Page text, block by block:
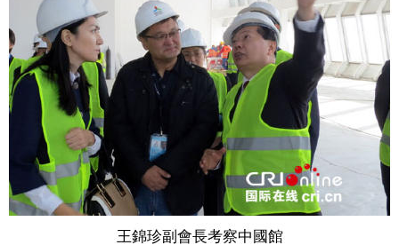
王錦珍副會長考察中國館